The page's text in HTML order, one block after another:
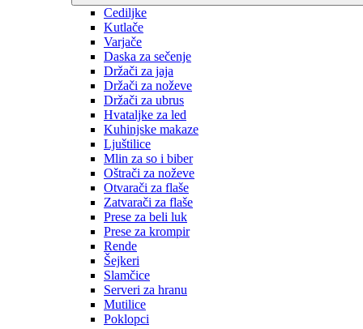
Cediljke
Kutlače
Varjače
Daska za sečenje
Držači za jaja
Držači za noževe
Držači za ubrus
Hvataljke za led
Kuhinjske makaze
Ljuštilice
Mlin za so i biber
Oštrači za noževe
Otvarači za flaše
Zatvarači za flaše
Prese za beli luk
Prese za krompir
Rende
Šejkeri
Slamčice
Serveri za hranu
Mutilice
Poklopci